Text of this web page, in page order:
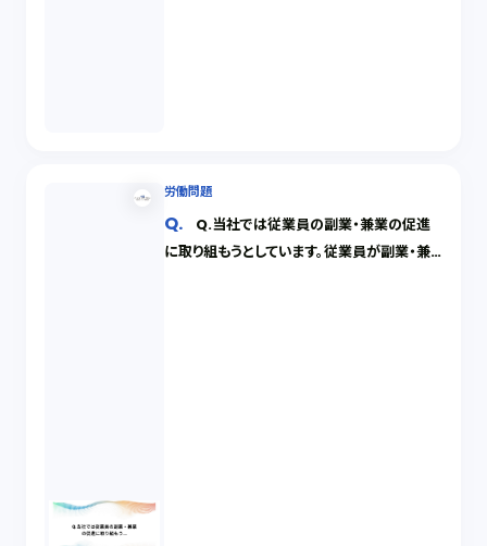
労働問題
Q.当社では従業員の副業・兼業の促進
に取り組もうとしています。従業員が副業・兼